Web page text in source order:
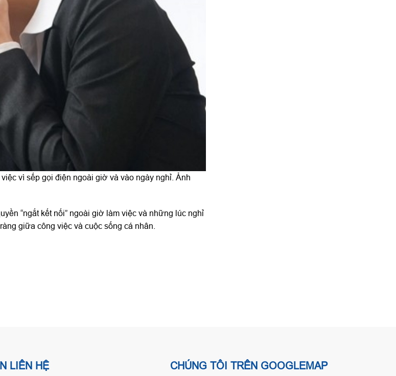
vì sếp gọi điện ngoài giờ và vào ngày nghỉ. Ảnh
“ngắt kết nối” ngoài giờ làm việc và những lúc nghỉ
giữa công việc và cuộc sống cá nhân.
LIÊN HỆ CHÚNG TÔI TRÊN GOOGLEMAP